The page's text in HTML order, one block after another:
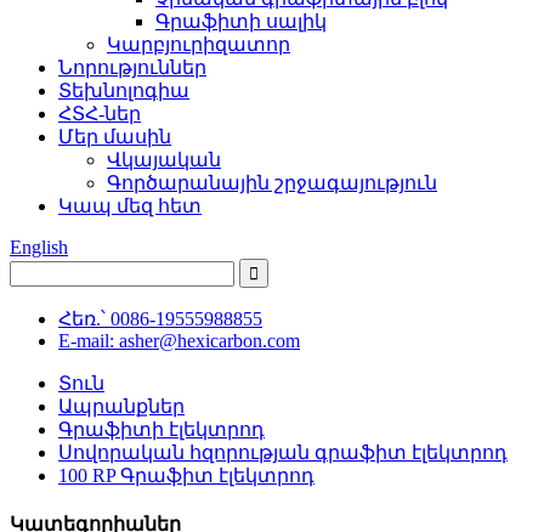
Գրաֆիտի սալիկ
Կարբյուրիզատոր
Նորություններ
Տեխնոլոգիա
ՀՏՀ-ներ
Մեր մասին
Վկայական
Գործարանային շրջագայություն
Կապ մեզ հետ
English
Հեռ.՝ 0086-19555988855
E-mail: asher@hexicarbon.com
Տուն
Ապրանքներ
Գրաֆիտի էլեկտրոդ
Սովորական հզորության գրաֆիտ էլեկտրոդ
100 RP Գրաֆիտ էլեկտրոդ
Կատեգորիաներ